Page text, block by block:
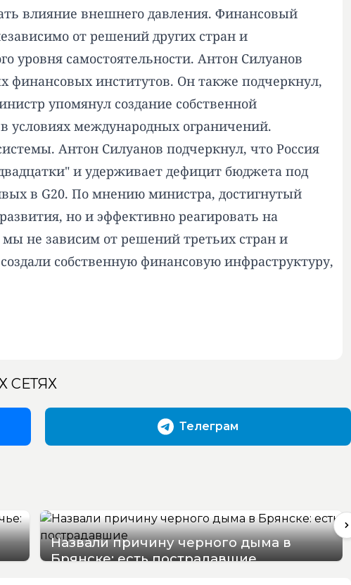
влияние внешнего давления. Финансовый
от решений других стран и
уровня самостоятельности. Антон Силуанов
финансовых институтов. Он также подчеркнул,
упомянул создание собственной
условиях международных ограничений.
Антон Силуанов подчеркнул, что Россия
и удерживает дефицит бюджета под
в G20. По мнению министра, достигнутый
но и эффективно реагировать на
не зависим от решений третьих стран и
собственную финансовую инфраструктуру,
СЕТЯХ
Телеграм
Назвали причину черного дыма в
Брянске: есть пострадавшие